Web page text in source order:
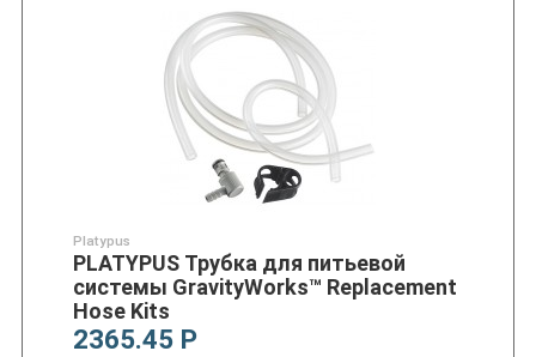
Platypus
PLATYPUS Трубка для питьевой
системы GravityWorks™ Replacement
Hose Kits
2365.45 Р